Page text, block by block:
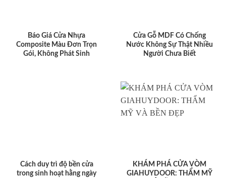
Báo Giá Cửa Nhựa
Composite Màu Đơn Trọn
Gói, Không Phát Sinh
Cửa Gỗ MDF Có Chống
Nước Không Sự Thật Nhiều
Người Chưa Biết
Cách duy trì độ bền cửa
trong sinh hoạt hằng ngày
KHÁM PHÁ CỬA VÒM
GIAHUYDOOR: THẨM MỸ